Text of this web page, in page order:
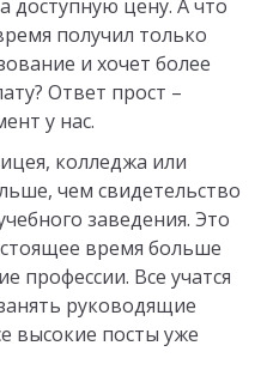
цену. А что
получил только
и хочет более
Ответ прост –
у нас.
колледжа или
чем свидетельство
заведения. Это
время больше
профессии. Все учатся
руководящие
высокие посты уже